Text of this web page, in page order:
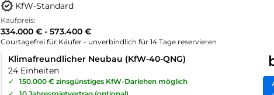
KfW-Standard
Kaufpreis:
334.000 € - 573.400 €
Courtagefrei für Käufer - unverbindlich für 14 Tage reservieren
Klimafreundlicher Neubau (KfW-40-QNG)
24 Einheiten
✓
150.000 € zinsgünstiges KfW-Darlehen möglich